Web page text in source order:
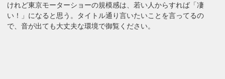
けれど東京モーターショーの規模感は、若い人からすれば「凄
い！」になると思う。タイトル通り言いたいことを言ってるの
で、音が出ても大丈夫な環境で御覧ください。